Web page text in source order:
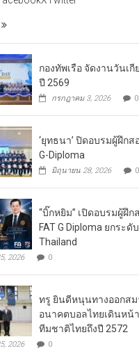
กองทัพเรือ จัดงานวันเ
ปี 2569
กรกฎาคม 3, 2026 0
‘ยุทธนา’ ปิดอบรมผู้ฝึก
G-Diploma
มิถุนายน 28, 2026 0
“บิ๊กหยิม” เปิดอบรมผู้
FAT G Diploma ยกระ
Thailand
2026 0
ทรู ยินดีหนุนทางออกส
อนาคตบอลไทยเดินหน้
ทีมชาติไทยถึงปี 2572
2026 0